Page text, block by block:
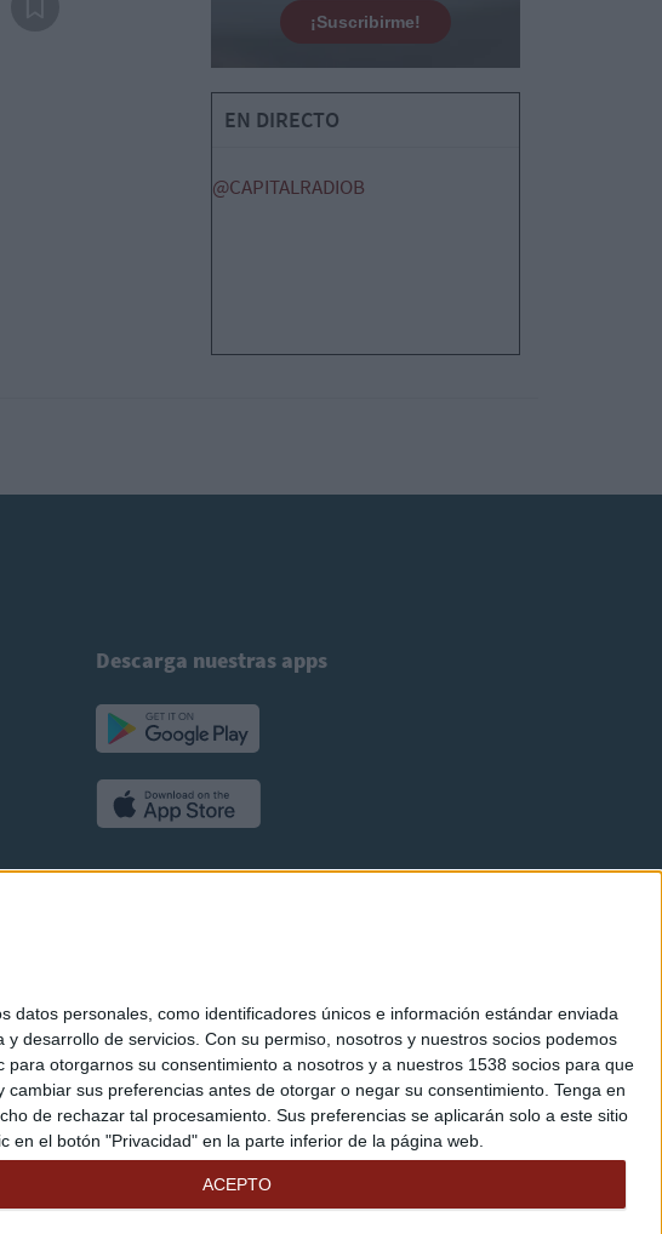
personales, como identificadores únicos e información estándar enviada
desarrollo de servicios. Con su permiso, nosotros y nuestros socios podemos
otorgarnos su consentimiento a nosotros y a nuestros 1538 socios para que
sus preferencias antes de otorgar o negar su consentimiento. Tenga en
de rechazar tal procesamiento. Sus preferencias se aplicarán solo a este sitio
el botón "Privacidad" en la parte inferior de la página web.
ACEPTO
¡Suscribirme!
EN DIRECTO
@CAPITALRADIOB
Descarga nuestras apps